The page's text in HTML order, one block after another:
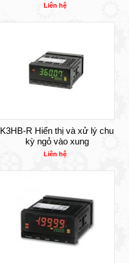
Liên hệ
K3HB-R Hiển thị và xử lý chu
kỳ ngỏ vào xung
Liên hệ